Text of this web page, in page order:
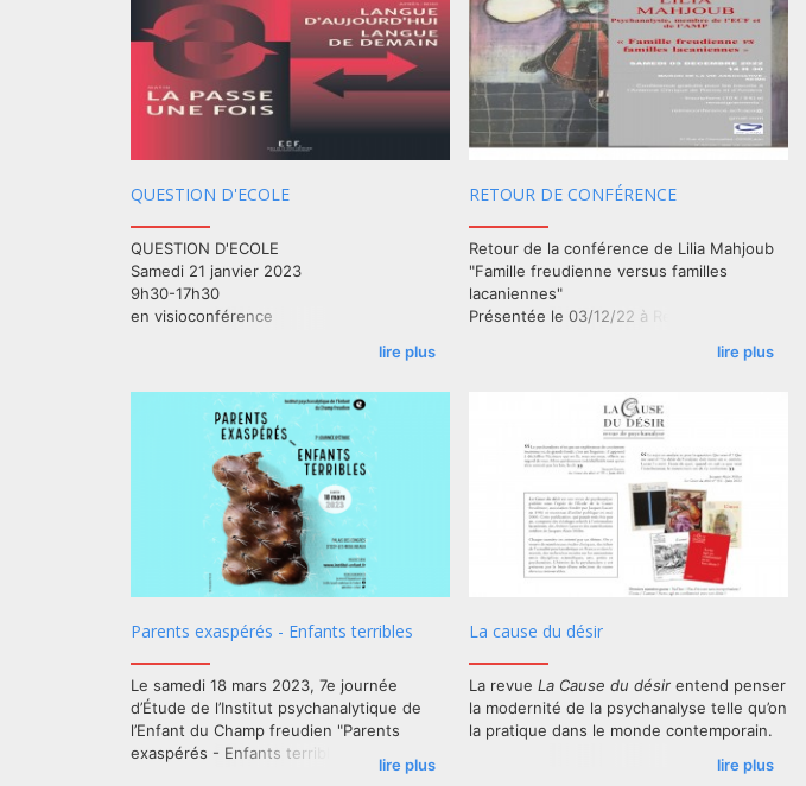
QUESTION D'ECOLE
QUESTION D'ECOLE
Samedi 21 janvier 2023
9h30-17h30
en visioconférence
APRÈS-MIDI Langue d'aujourd'hui, langue
lire plus
RETOUR DE CONFÉRENCE
Retour de la conférence de Lilia Mahjoub
"Famille freudienne versus familles
lacaniennes"
Présentée le 03/12/22 à Reims
lire plus
Parents exaspérés - Enfants terribles
Le samedi 18 mars 2023, 7e journée
d’Étude de l’Institut psychanalytique de
l’Enfant du Champ freudien "Parents
exaspérés - Enfants terribles".
lire plus
La cause du désir
La revue La Cause du désirentend penser
la modernité de la psychanalyse telle qu’on
la pratique dans le monde contemporain.
Ici
lire plus